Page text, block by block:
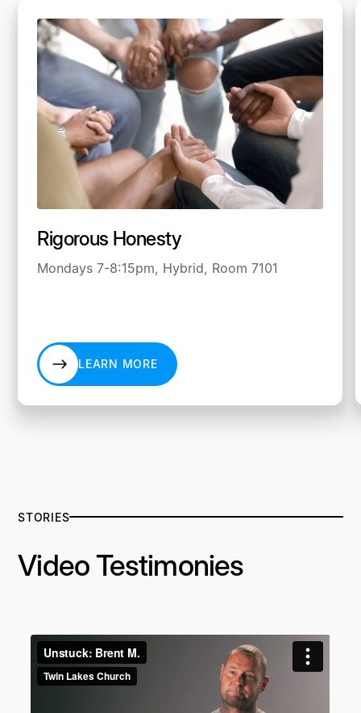
Rigorous Honesty
Mondays 7-8:15pm, Hybrid, Room 7101
LEARN MORE
LEARN MORE
STORIES
Video Testimonies